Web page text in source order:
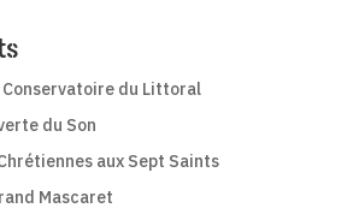
du Littoral
du Son
aux Sept Saints
Mascaret